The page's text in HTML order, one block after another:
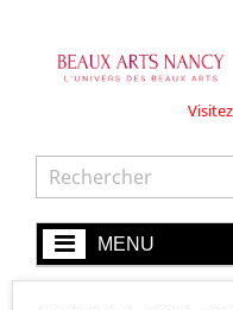
MENU